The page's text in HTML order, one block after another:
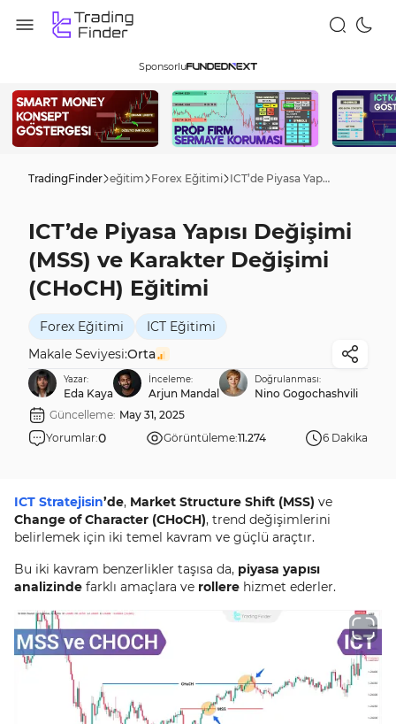
Sponsorlu
TradingFinder eğitim Forex Eğitimi ICT’de Piyasa Yapısı Değişimi (MSS) ve Karakter Değişimi (CHoCH) Eğitimi
ICT’de Piyasa Yapısı Değişimi
(MSS) ve Karakter Değişimi
(CHoCH) Eğitimi
Forex Eğitimi
ICT Eğitimi
Makale Seviyesi:Orta
Yazar:
Eda Kaya
İnceleme:
Arjun Mandal
Doğrulanması:
Nino Gogochashvili
Güncelleme: May 31, 2025
Yorumlar:0 Görüntüleme:11.274 6 Dakika
ICT Stratejisin’de, Market Structure Shift (MSS) ve
Change of Character (CHoCH), trend değişimlerini
belirlemek için iki temel kavram ve güçlü araçtır.
Bu iki kavram benzerlikler taşısa da, piyasa yapısı
analizinde farklı amaçlara ve rollere hizmet ederler.